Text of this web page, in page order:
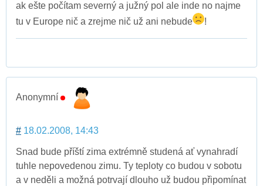
ak ešte počítam severný a južný pol ale inde no najme
tu v Europe nič a zrejme nič už ani nebude
!
Anonymní
# 18.02.2008, 14:43
Snad bude příští zima extrémně studená ať vynahradí
tuhle nepovedenou zimu. Ty teploty co budou v sobotu
a v neděli a možná potrvají dlouho už budou připomínat